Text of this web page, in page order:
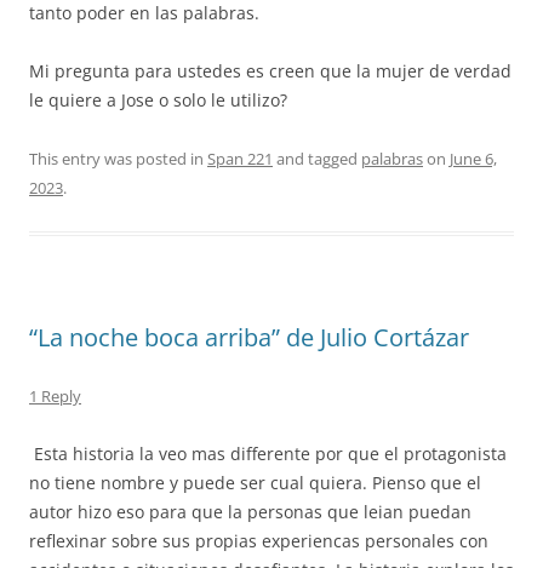
tanto poder en las palabras.
Mi pregunta para ustedes es creen que la mujer de verdad
le quiere a Jose o solo le utilizo?
This entry was posted in Span 221 and tagged palabrason June 6,
2023.
“La noche boca arriba” de Julio Cortázar
1 Reply
Esta historia la veo mas differente por que el protagonista
no tiene nombre y puede ser cual quiera. Pienso que el
autor hizo eso para que la personas que leian puedan
reflexinar sobre sus propias experiencas personales con